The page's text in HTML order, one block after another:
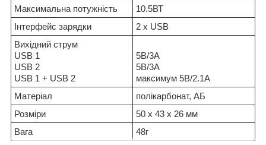
Максимальна потужність
10.5ВТ
Інтерфейс зарядки
2 х USB
Вихідний струм
USB 1
USB 2
USB 1 + USB 2
5В/3А
5В/3А
максимум 5В/2.1А
Матеріал
полікарбонат, АБ
Розміри
50 x 43 x 26 мм
Вага
48г